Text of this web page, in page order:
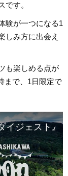
です。
験が一つになる1
しみ方に出会え
も楽しめる点が
まで、1日限定で
イジェストム